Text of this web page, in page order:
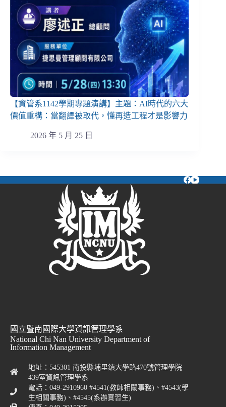
【資管系1142學期專題演講】主題：AI時代的六大
價值重構：當翻譯被取代，懂再造工程才是影響力
2026 年 5 月 25 日
國立暨南國際大學資訊管理學系
National Chi Nan University Department of
Information Management
地址：545301 南投縣埔里鎮大學路470號管理學院
439室資訊管理學系
電話：049-2910960 #4541(教師相關事務)、#4543(學
生相關事務)、#4545(系辦實習生)